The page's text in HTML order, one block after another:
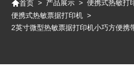
首页 > 产品展示 > 便携式热敏打
便携式热敏票据打印机 >
2英寸微型热敏票据打印机小巧方便携